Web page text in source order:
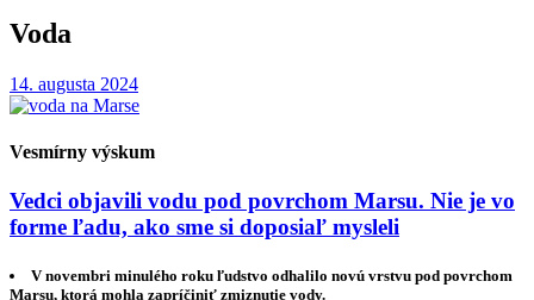
Voda
14. augusta 2024
Vesmírny výskum
Vedci objavili vodu pod povrchom Marsu. Nie je vo
forme ľadu, ako sme si doposiaľ mysleli
V novembri minulého roku ľudstvo odhalilo novú vrstvu pod povrchom
Marsu, ktorá mohla zapríčiniť zmiznutie vody.